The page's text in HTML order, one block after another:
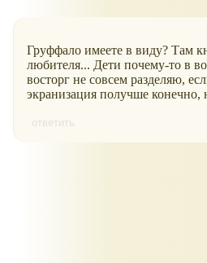
Груффало имеете в виду? Там
любителя... Дети почему-то в
восторг не совсем разделяю,
экранизация получше конечно,
ответить